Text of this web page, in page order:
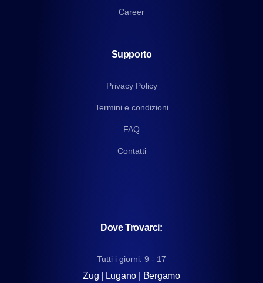
Career
Supporto
Privacy Policy
Termini e condizioni
FAQ
Contatti
Dove Trovarci:
Tutti i giorni: 9 - 17
Zug | Lugano | Bergamo